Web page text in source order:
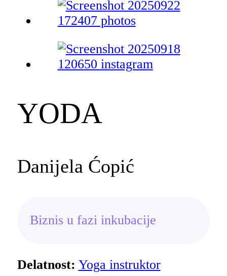
YODA
Danijela Ćopić
Biznis u fazi inkubacije
Delatnost: Yoga instruktor